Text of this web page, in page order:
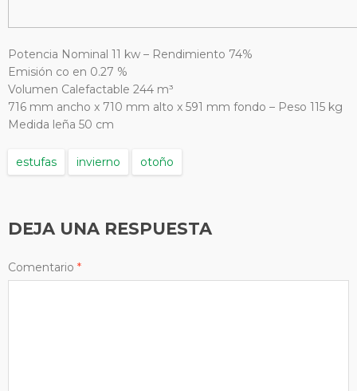
Potencia Nominal 11 kw – Rendimiento 74%
Emisión co en 0.27 %
Volumen Calefactable 244 m³
716 mm ancho x 710 mm alto x 591 mm fondo – Peso 115 kg
Medida leña 50 cm
estufas invierno otoño
DEJA UNA RESPUESTA
Comentario *